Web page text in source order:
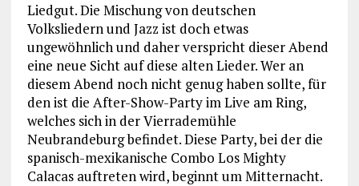
Liedgut. Die Mischung von deutschen
Volksliedern und Jazz ist doch etwas
ungewöhnlich und daher verspricht dieser Abend
eine neue Sicht auf diese alten Lieder. Wer an
diesem Abend noch nicht genug haben sollte, für
den ist die After-Show-Party im Live am Ring,
welches sich in der Vierrademühle
Neubrandeburg befindet. Diese Party, bei der die
spanisch-mexikanische Combo Los Mighty
Calacas auftreten wird, beginnt um Mitternacht.